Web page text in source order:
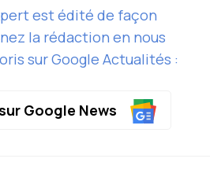
est édité de façon
la rédaction en nous
sur Google Actualités :
Google News